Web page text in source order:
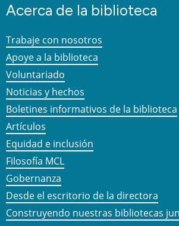
Acerca de la biblioteca
Trabaje con nosotros
Apoye a la biblioteca
Voluntariado
Noticias y hechos
Boletines informativos de la biblioteca
Artículos
Equidad e inclusión
Filosofía MCL
Gobernanza
Desde el escritorio de la directora
Construyendo nuestras bibliotecas